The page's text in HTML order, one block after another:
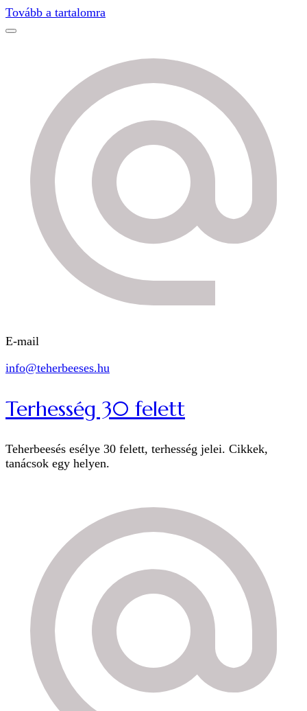
Tovább a tartalomra
E-mail
info@teherbeeses.hu
Terhesség 30 felett
Teherbeesés esélye 30 felett, terhesség jelei. Cikkek,
tanácsok egy helyen.